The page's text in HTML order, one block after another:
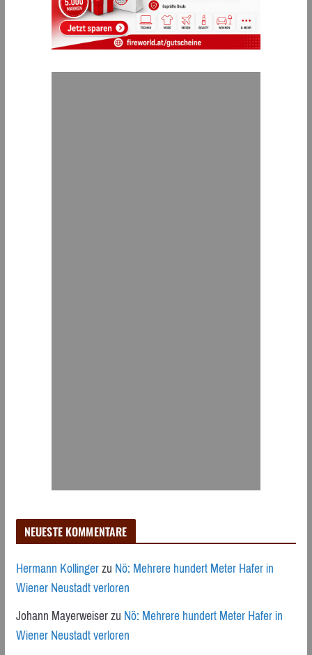
NEUESTE KOMMENTARE
Hermann KollingerzuNö: Mehrere hundert Meter Hafer in
Wiener Neustadt verloren
Johann MayerweiserzuNö: Mehrere hundert Meter Hafer in
Wiener Neustadt verloren